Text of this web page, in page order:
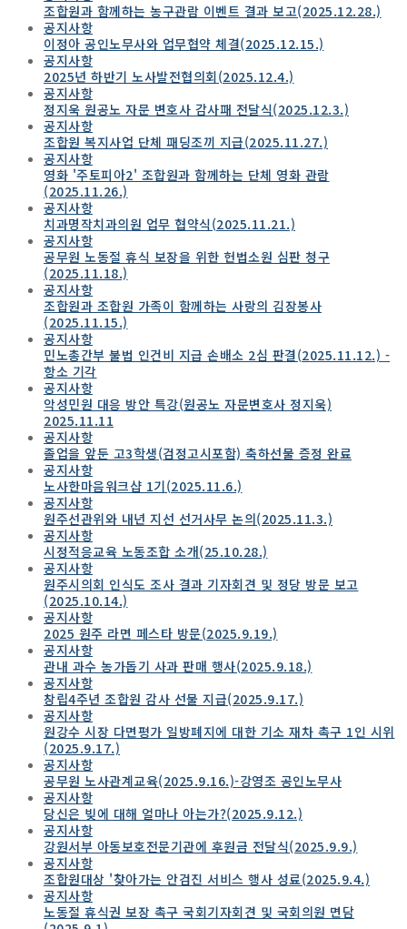
조합원과 함께하는 농구관람 이벤트 결과 보고(2025.12.28.)
공지사항
이정아 공인노무사와 업무협약 체결(2025.12.15.)
공지사항
2025년 하반기 노사발전협의회(2025.12.4.)
공지사항
정지욱 원공노 자문 변호사 감사패 전달식(2025.12.3.)
공지사항
조합원 복지사업 단체 패딩조끼 지급(2025.11.27.)
공지사항
영화 '주토피아2' 조합원과 함께하는 단체 영화 관람
(2025.11.26.)
공지사항
치과명작치과의원 업무 협약식(2025.11.21.)
공지사항
공무원 노동절 휴식 보장을 위한 헌법소원 심판 청구
(2025.11.18.)
공지사항
조합원과 조합원 가족이 함께하는 사랑의 김장봉사
(2025.11.15.)
공지사항
민노총간부 불법 인건비 지급 손배소 2심 판결(2025.11.12.) -
항소 기각
공지사항
악성민원 대응 방안 특강(원공노 자문변호사 정지욱)
2025.11.11
공지사항
졸업을 앞둔 고3학생(검정고시포함) 축하선물 증정 완료
공지사항
노사한마음워크샵 1기(2025.11.6.)
공지사항
원주선관위와 내년 지선 선거사무 논의(2025.11.3.)
공지사항
시정적응교육 노동조합 소개(25.10.28.)
공지사항
원주시의회 인식도 조사 결과 기자회견 및 정당 방문 보고
(2025.10.14.)
공지사항
2025 원주 라면 페스타 방문(2025.9.19.)
공지사항
관내 과수 농가돕기 사과 판매 행사(2025.9.18.)
공지사항
창립4주년 조합원 감사 선물 지급(2025.9.17.)
공지사항
원강수 시장 다면평가 일방폐지에 대한 기소 재차 촉구 1인 시위
(2025.9.17.)
공지사항
공무원 노사관계교육(2025.9.16.)-강영조 공인노무사
공지사항
당신은 빚에 대해 얼마나 아는가?(2025.9.12.)
공지사항
강원서부 아동보호전문기관에 후원금 전달식(2025.9.9.)
공지사항
조합원대상 '찾아가는 안검진 서비스 행사 성료(2025.9.4.)
공지사항
노동절 휴식권 보장 촉구 국회기자회견 및 국회의원 면담